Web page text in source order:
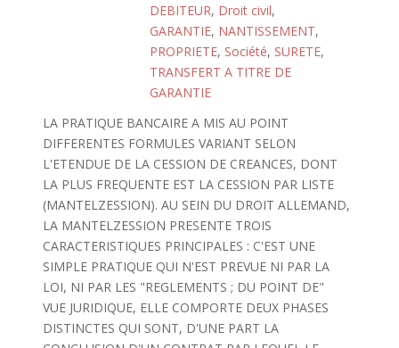
DEBITEUR, Droit civil,
GARANTIE, NANTISSEMENT,
PROPRIETE, Société, SURETE,
TRANSFERT A TITRE DE
GARANTIE
LA PRATIQUE BANCAIRE A MIS AU POINT
DIFFERENTES FORMULES VARIANT SELON
L'ETENDUE DE LA CESSION DE CREANCES, DONT
LA PLUS FREQUENTE EST LA CESSION PAR LISTE
(MANTELZESSION). AU SEIN DU DROIT ALLEMAND,
LA MANTELZESSION PRESENTE TROIS
CARACTERISTIQUES PRINCIPALES : C'EST UNE
SIMPLE PRATIQUE QUI N'EST PREVUE NI PAR LA
LOI, NI PAR LES "REGLEMENTS ; DU POINT DE"
VUE JURIDIQUE, ELLE COMPORTE DEUX PHASES
DISTINCTES QUI SONT, D'UNE PART LA